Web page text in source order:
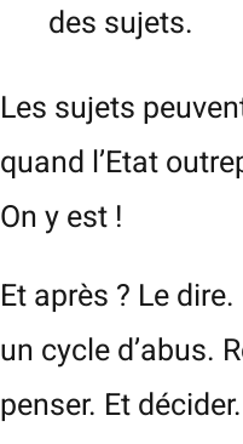
des sujets.
Les sujets
quand l’Etat
On y est !
Et après ? Le
un cycle d’abus.
penser. Et décider.